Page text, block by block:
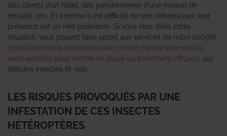
des clients d’un hôtel, des pensionnaires d’une maison de
retraite …etc. Et comme il est difficile de s’en débarrasser, leur
présence est un réel problème. Si vous êtes dans cette
situation, vous pouvez faire appel aux services de notre société.
Spécialiste de la désinsectisation, notre équipe intervient à
votre adresse pour mettre en place un traitement efficace , qui
détruira insectes et nids.
LES RISQUES PROVOQUÉS PAR UNE
INFESTATION DE CES INSECTES
HÉTÉROPTÈRES